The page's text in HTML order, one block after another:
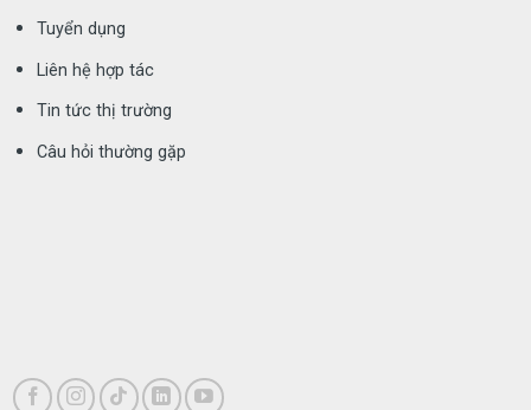
Tuyển dụng
Liên hệ hợp tác
Tin tức thị trường
Câu hỏi thường gặp